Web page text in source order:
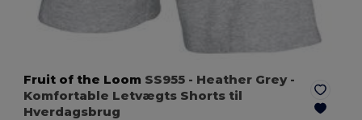
Fruit of the Loom SS955 - Heather Grey-
Komfortable Letvægts Shorts til
Hverdagsbrug